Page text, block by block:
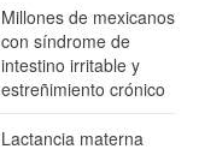
Millones de mexicanos
con síndrome de
intestino irritable y
estreñimiento crónico
Lactancia materna